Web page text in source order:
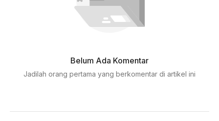
Belum Ada Komentar
Jadilah orang pertama yang berkomentar di artikel ini